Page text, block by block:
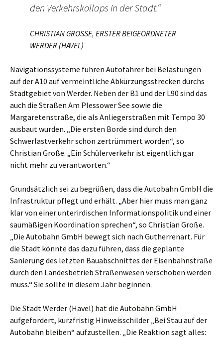
den Verkehrskollaps in der Stadt.“
CHRISTIAN GROSSE, ERSTER BEIGEORDNETER
WERDER (HAVEL)
Navigationssysteme führen Autofahrer bei Belastungen
auf der A10 auf vermeintliche Abkürzungsstrecken durchs
Stadtgebiet von Werder. Neben der B1 und der L90 sind das
auch die Straßen Am Plessower See sowie die
Margaretenstraße, die als Anliegerstraßen mit Tempo 30
ausbaut wurden. „Die ersten Borde sind durch den
Schwerlastverkehr schon zertrümmert worden“, so
Christian Große. „Ein Schülerverkehr ist eigentlich gar
nicht mehr zu verantworten.“
Grundsätzlich sei zu begrüßen, dass die Autobahn GmbH die
Infrastruktur pflegt und erhält. „Aber hier muss man ganz
klar von einer unterirdischen Informationspolitik und einer
saumäßigen Koordination sprechen“, so Christian Große.
„Die Autobahn GmbH bewegt sich nach Gutherrenart. Für
die Stadt könnte das dazu führen, dass die geplante
Sanierung des letzten Bauabschnittes der Eisenbahnstraße
durch den Landesbetrieb Straßenwesen verschoben werden
muss.“ Sie sollte in diesem Jahr beginnen.
Die Stadt Werder (Havel) hat die Autobahn GmbH
aufgefordert, kurzfristig Hinweisschilder „Bei Stau auf der
Autobahn bleiben“ aufzustellen. „Die Reaktion sagt alles: